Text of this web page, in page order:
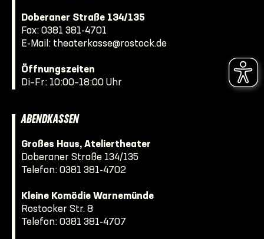
Doberaner Straße 134/135
Fax: 0381 381-4701
E-Mail: theaterkasse@rostock.de
Öffnungszeiten
Di–Fr: 10:00–18:00 Uhr
ABENDKASSEN
Großes Haus, Ateliertheater
Doberaner Straße 134/135
Telefon: 0381 381-4702
Kleine Komödie Warnemünde
Rostocker Str. 8
Telefon: 0381 381-4707